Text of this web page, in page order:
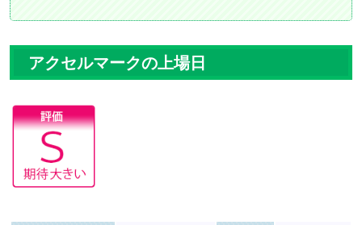
アクセルマークの上場日